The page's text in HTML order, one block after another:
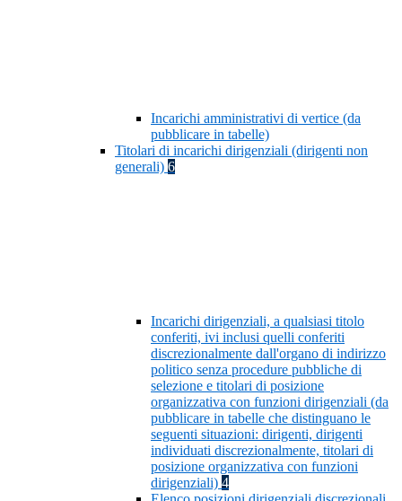
Incarichi amministrativi di vertice (da
pubblicare in tabelle)
Titolari di incarichi dirigenziali (dirigenti non
generali) 6
Incarichi dirigenziali, a qualsiasi titolo
conferiti, ivi inclusi quelli conferiti
discrezionalmente dall'organo di indirizzo
politico senza procedure pubbliche di
selezione e titolari di posizione
organizzativa con funzioni dirigenziali (da
pubblicare in tabelle che distinguano le
seguenti situazioni: dirigenti, dirigenti
individuati discrezionalmente, titolari di
posizione organizzativa con funzioni
dirigenziali) 4